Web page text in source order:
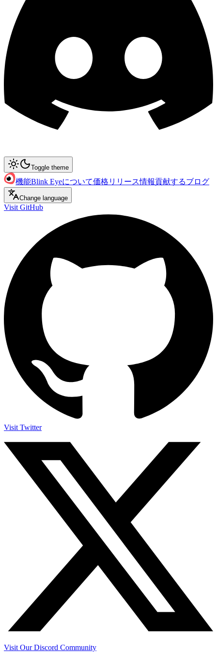
Toggle theme
機能Blink Eyeについて価格 リリース情報貢献するブログ
Change language
Visit GitHub
Visit Twitter
Visit Our Discord Community